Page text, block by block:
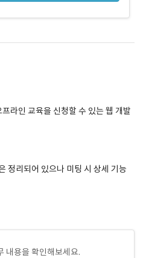
라인 교육을 신청할 수 있는 웹 개발
정리되어 있으나 미팅 시 상세 기능
내용을 확인해보세요.